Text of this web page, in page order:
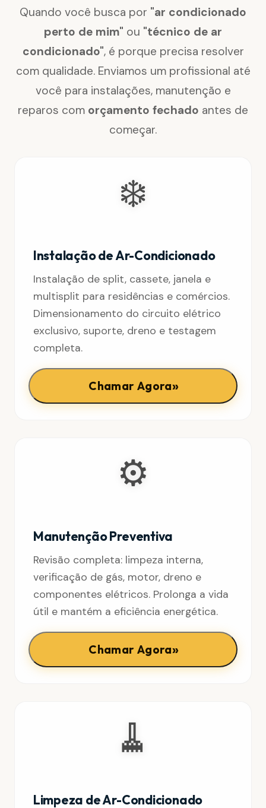
Quando você busca por "ar condicionado
perto de mim" ou "técnico de ar
condicionado", é porque precisa resolver
com qualidade. Enviamos um profissional até
você para instalações, manutenção e
reparos com orçamento fechado antes de
começar.
❄️
Instalação de Ar-Condicionado
Instalação de split, cassete, janela e
multisplit para residências e comércios.
Dimensionamento do circuito elétrico
exclusivo, suporte, dreno e testagem
completa.
Chamar Agora»
⚙️
Manutenção Preventiva
Revisão completa: limpeza interna,
verificação de gás, motor, dreno e
componentes elétricos. Prolonga a vida
útil e mantém a eficiência energética.
Chamar Agora»
🧹
Limpeza de Ar-Condicionado